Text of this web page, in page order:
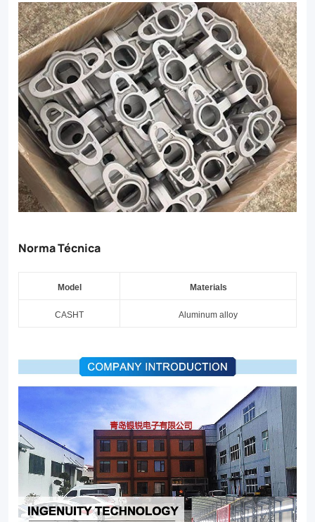
Norma Técnica
Model Materials
CASHT Aluminum alloy